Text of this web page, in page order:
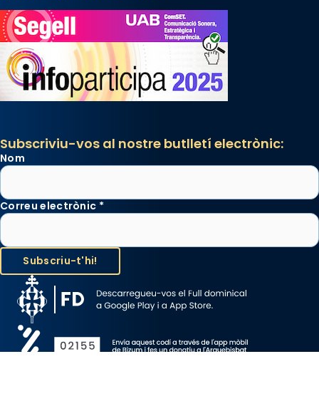
Subscriviu-vos al nostre butlletí electrònic:
Nom
Correu electrònic *